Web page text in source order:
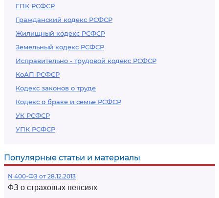
ГПК РСФСР
Гражданский кодекс РСФСР
Жилищный кодекс РСФСР
Земельный кодекс РСФСР
Исправительно - трудовой кодекс РСФСР
КоАП РСФСР
Кодекс законов о труде
Кодекс о браке и семье РСФСР
УК РСФСР
УПК РСФСР
Популярные статьи и материалы
N 400-ФЗ от 28.12.2013
ФЗ о страховых пенсиях